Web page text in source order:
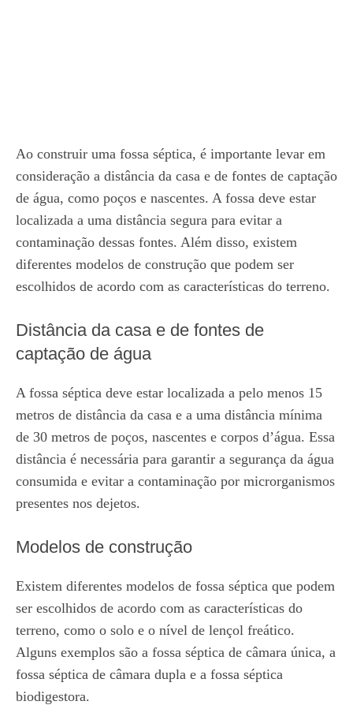
Ao construir uma fossa séptica, é importante levar em
consideração a distância da casa e de fontes de captação
de água, como poços e nascentes. A fossa deve estar
localizada a uma distância segura para evitar a
contaminação dessas fontes. Além disso, existem
diferentes modelos de construção que podem ser
escolhidos de acordo com as características do terreno.
Distância da casa e de fontes de
captação de água
A fossa séptica deve estar localizada a pelo menos 15
metros de distância da casa e a uma distância mínima
de 30 metros de poços, nascentes e corpos d’água. Essa
distância é necessária para garantir a segurança da água
consumida e evitar a contaminação por microrganismos
presentes nos dejetos.
Modelos de construção
Existem diferentes modelos de fossa séptica que podem
ser escolhidos de acordo com as características do
terreno, como o solo e o nível de lençol freático.
Alguns exemplos são a fossa séptica de câmara única, a
fossa séptica de câmara dupla e a fossa séptica
biodigestora.